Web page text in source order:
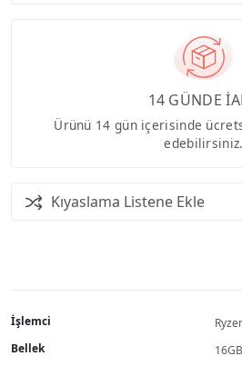
14 GÜNDE
Ürünü 14 gün içerisinde
edebilirsiniz.
Kıyaslama Listene Ekle
İşlemci
Bellek